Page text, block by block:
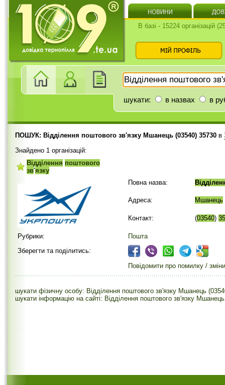
В базі - 15224 організацій
шукати: в назвах в
ПОШУК: Відділення поштового зв'язку Мшанець (03540) 35730 в
Знайдено 1 організацій:
Відділення поштового
зв'язку
Повна назва:
Адреса: Мшанець
Контакт: (03540)
Рубрики:
Пошта
Зберегти та поділитись:
Повідомити про помилку / зміни
шукати фізичну особу: Відділення поштового зв'язку Мшанець
шукати інформацію на сайті: Відділення поштового зв'язку